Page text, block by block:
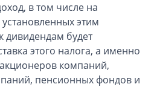
в том числе на
этим
дивидендам будет
этого налога, а именно
компаний,
пенсионных фондов и